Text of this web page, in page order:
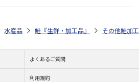
水産品 鮭『生鮮・加工品』 その他鮭加
よくあるご質問
利用規約